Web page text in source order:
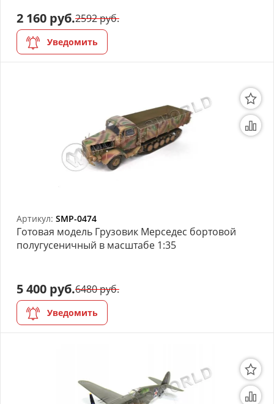
2 160 руб.2592 руб.
Уведомить
Артикул: SMP-0474
Готовая модель Грузовик Мерседес бортовой
полугусеничный в масштабе 1:35
5 400 руб.6480 руб.
Уведомить